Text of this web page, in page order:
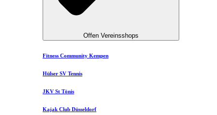
Offen Vereinsshops
Fitness Community Kempen
Hülser SV Tennis
JKV St Tönis
Kajak Club Düsseldorf